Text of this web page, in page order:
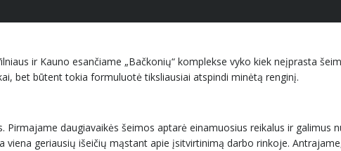
ir Kauno esančiame „Bačkonių“ komplekse vyko kiek neįprasta
bet būtent tokia formuluotė tiksliausiai atspindi minėtą renginį.
Pirmajame daugiavaikės šeimos aptarė einamuosius reikalus ir galimus
viena geriausių išeičių mąstant apie įsitvirtinimą darbo rinkoje.